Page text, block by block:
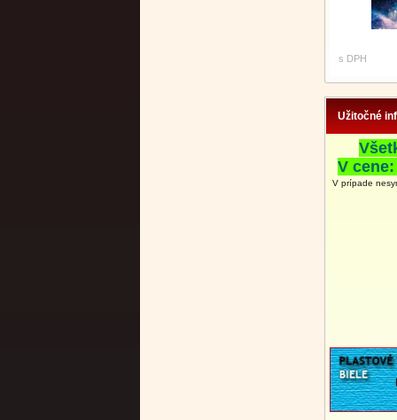
s DPH
Užitočné
V
V prípade